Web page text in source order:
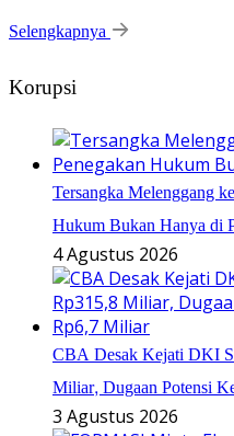
Selengkapnya
Korupsi
Tersangka Melenggang
Hukum Bukan Hanya di
4 Agustus 2026
CBA Desak Kejati DKI
Miliar, Dugaan Potensi
3 Agustus 2026